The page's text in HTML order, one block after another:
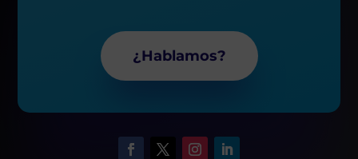
¿Hablamos?